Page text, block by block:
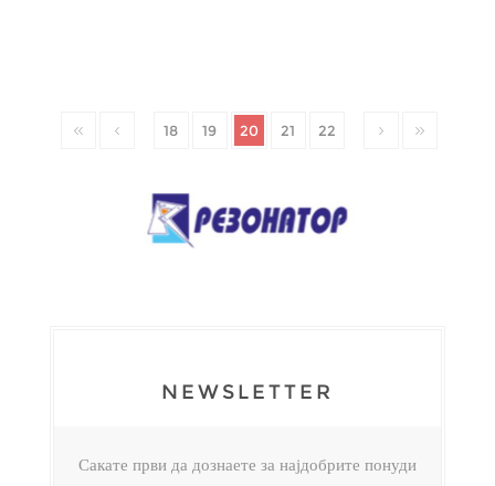
18 19 20 21 22
NEWSLETTER
Сакате први да дознаете за најдобрите понуди